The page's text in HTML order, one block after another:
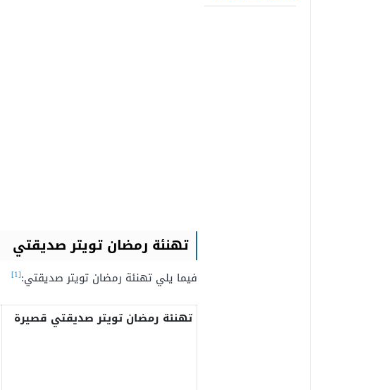
تهنئة رمضان تويتر صديقتي
فيما يلي تهنئة رمضان تويتر صديقتي:[1]
تهنئة رمضان تويتر صديقتي قصيرة